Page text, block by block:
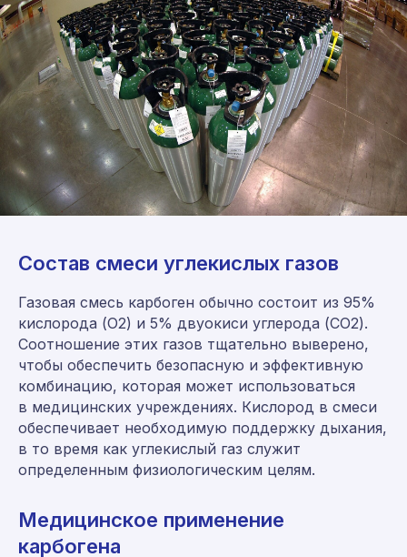
Состав смеси углекислых газов
Газовая смесь карбоген обычно состоит из 95%
кислорода (O2) и 5% двуокиси углерода (CO2).
Соотношение этих газов тщательно выверено,
чтобы обеспечить безопасную и эффективную
комбинацию, которая может использоваться
в медицинских учреждениях. Кислород в смеси
обеспечивает необходимую поддержку дыхания,
в то время как углекислый газ служит
определенным физиологическим целям.
Медицинское применение
карбогена